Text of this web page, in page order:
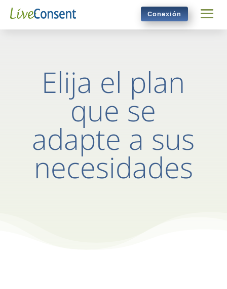
Conexión
Elija el plan
que se
adapte a sus
necesidades